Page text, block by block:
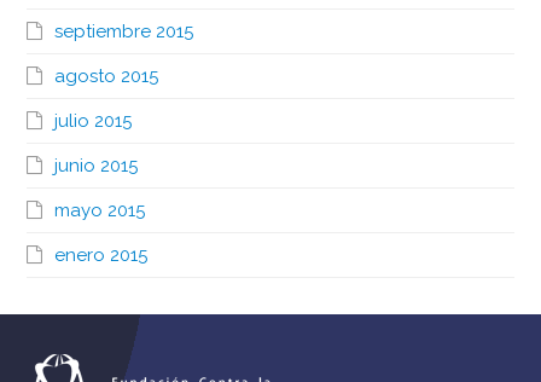
septiembre 2015
agosto 2015
julio 2015
junio 2015
mayo 2015
enero 2015